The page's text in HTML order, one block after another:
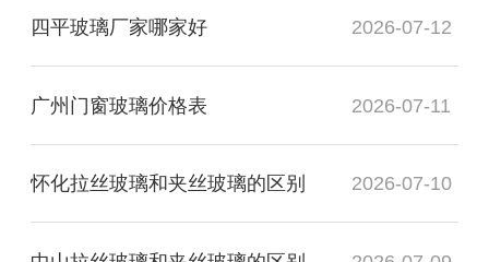
四平玻璃厂家哪家好 2026-07-12
广州门窗玻璃价格表 2026-07-11
怀化拉丝玻璃和夹丝玻璃的区别 2026-07-10